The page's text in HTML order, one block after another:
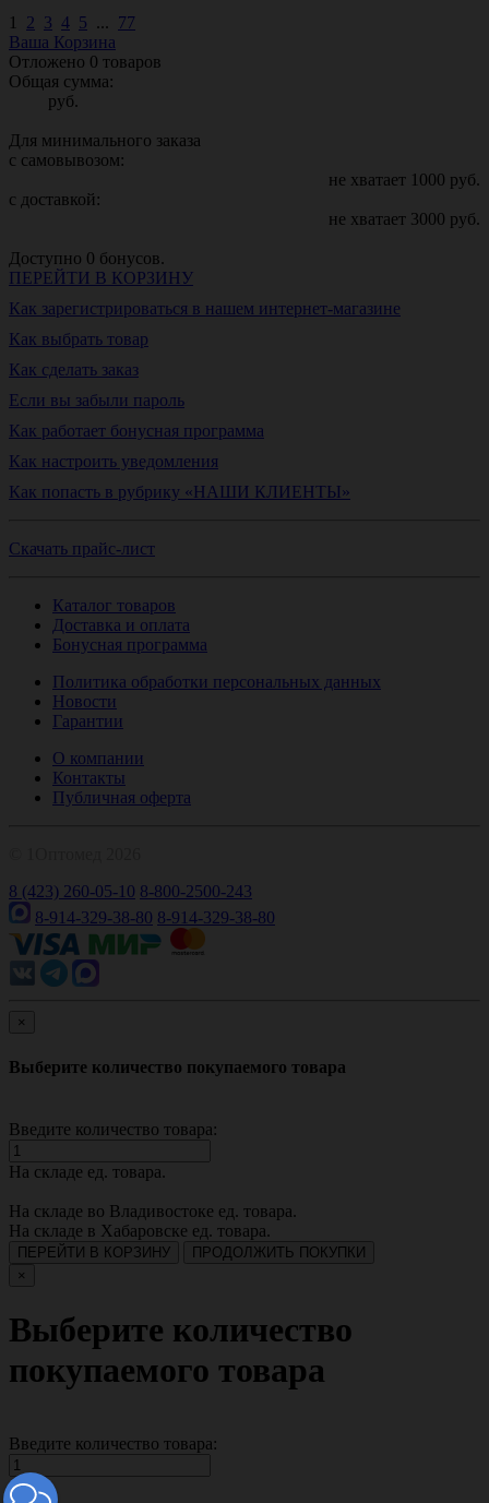
1 2 3 4 5 ... 77
Ваша Корзина
Отложено 0 товаров
Общая сумма:
руб.
Для минимального заказа
с самовывозом:
не хватает 1000 руб.
с доставкой:
не хватает 3000 руб.
Доступно 0 бонусов.
ПЕРЕЙТИ В КОРЗИНУ
Как зарегистрироваться в нашем интернет-магазине
Как выбрать товар
Как сделать заказ
Если вы забыли пароль
Как работает бонусная программа
Как настроить уведомления
Как попасть в рубрику «НАШИ КЛИЕНТЫ»
Скачать прайс-лист
Каталог товаров
Доставка и оплата
Бонусная программа
Политика обработки персональных данных
Новости
Гарантии
О компании
Контакты
Публичная оферта
8 (423) 260-05-10 8-800-2500-243
8-914-329-38-80 8-914-329-38-80
×
Выберите количество покупаемого товара
Введите количество товара:
На складе ед. товара.
На складе во Владивостоке ед. товара.
На складе в Хабаровске ед. товара.
ПЕРЕЙТИ В КОРЗИНУ
ПРОДОЛЖИТЬ ПОКУПКИ
×
Выберите количество
покупаемого товара
Введите количество товара: